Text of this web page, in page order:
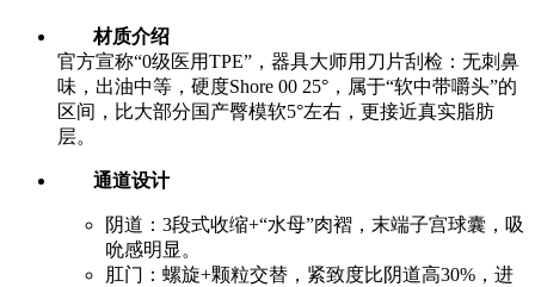
材质介绍
官方宣称“0级医用TPE”，器具大师用刀片刮检：无刺鼻
味，出油中等，硬度Shore 00 25°，属于“软中带嚼头”的
区间，比大部分国产臀模软5°左右，更接近真实脂肪
层。
通道设计
阴道：3段式收缩+“水母”肉褶，末端子宫球囊，吸
吮感明显。
肛门：螺旋+颗粒交替，紧致度比阴道高30%，进